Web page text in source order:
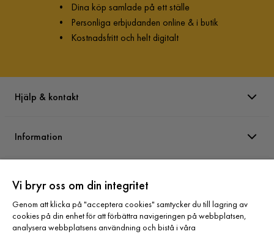
• Dina köp samlade på ett ställe
• Personliga erbjudanden online & i butik
• Kostnadsfritt och helt digitalt
Hjälp & kontakt
Information
Sortiment
Vi bryr oss om din integritet
Genom att klicka på "acceptera cookies" samtycker du till lagring av
cookies på din enhet för att förbättra navigeringen på webbplatsen,
analysera webbplatsens användning och bistå i våra